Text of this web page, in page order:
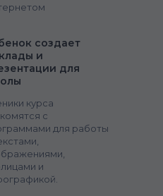
создает
и
для
курса
с
для работы
и